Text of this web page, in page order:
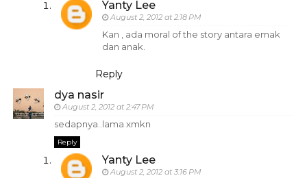
Yanty Lee
August 2, 2012 at 2:18 PM
Kan , ada moral of the story antara emak
dan anak.
Reply
dya nasir
August 2, 2012 at 2:47 PM
sedapnya..lama xmkn
Reply
Yanty Lee
August 2, 2012 at 3:16 PM